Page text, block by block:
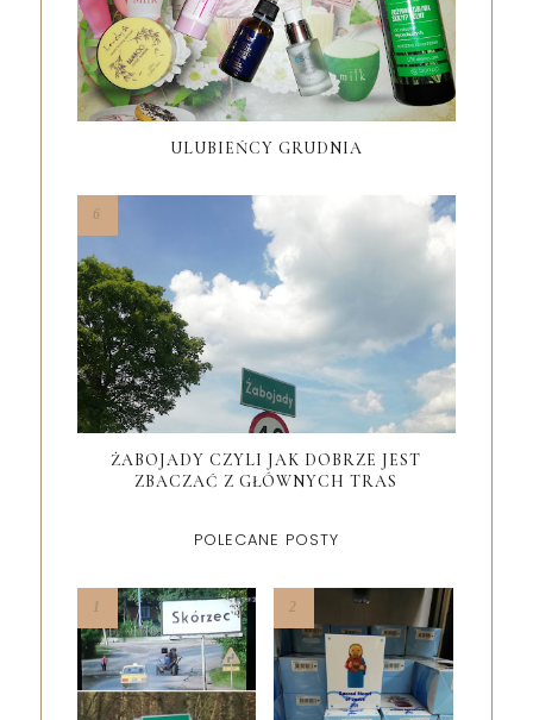
ULUBIEŃCY GRUDNIA
ŻABOJADY CZYLI JAK DOBRZE JEST
ZBACZAĆ Z GŁÓWNYCH TRAS
POLECANE POSTY